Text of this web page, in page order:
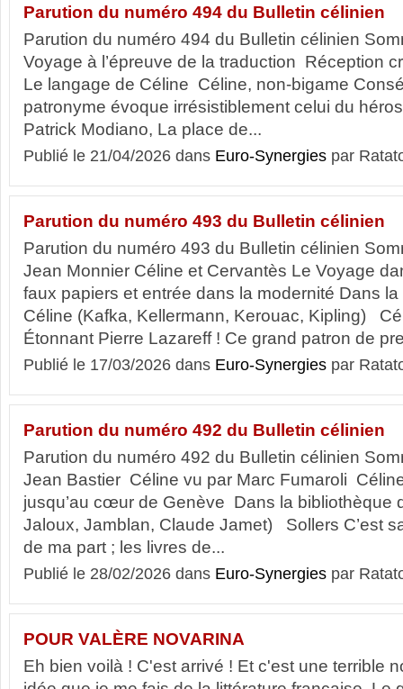
Parution du numéro 494 du Bulletin célinien
Parution du numéro 494 du Bulletin célinien
Voyage à l’épreuve de la traduction Réception
Le langage de Céline Céline, non-bigame
patronyme évoque irrésistiblement celui du
Patrick Modiano, La place de...
Publié le 21/04/2026 dans Euro-Synergies par
Parution du numéro 493 du Bulletin célinien
Parution du numéro 493 du Bulletin célinien
Jean Monnier Céline et Cervantès Le Voyage
faux papiers et entrée dans la modernité Dans
Céline (Kafka, Kellermann, Kerouac, Kipling)
Étonnant Pierre Lazareff ! Ce grand patron de
Publié le 17/03/2026 dans Euro-Synergies par
Parution du numéro 492 du Bulletin célinien
Parution du numéro 492 du Bulletin célinien
Jean Bastier Céline vu par Marc Fumaroli
jusqu’au cœur de Genève Dans la bibliothèque
Jaloux, Jamblan, Claude Jamet) Sollers C’est
de ma part ; les livres de...
Publié le 28/02/2026 dans Euro-Synergies par
POUR VALÈRE NOVARINA
Eh bien voilà ! C'est arrivé ! Et c'est une terrible